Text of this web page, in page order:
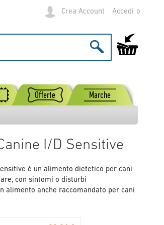
Crea Account Accedi
Carrello
Offerte Marche
I/D Sensitive
è un alimento dietetico per cani
con sintomi o disturbi
alimento anche raccomandato per cani